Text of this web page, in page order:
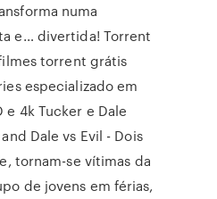
numa
e… divertida! Torrent
torrent grátis
especializado em
e 4k Tucker e Dale
Dale vs Evil - Dois
tornam-se vítimas da
de jovens em férias,